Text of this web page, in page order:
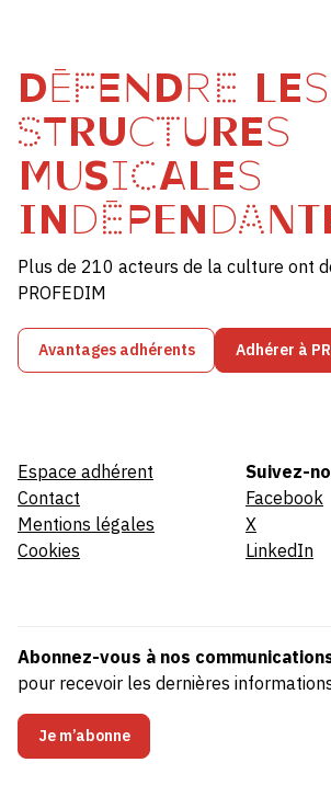
DÉFENDRE LES
STRUCTURES
MUSICALES
Plus de 210 acteurs de la culture ont
PROFEDIM
Avantages adhérents Adhérer à
Espace adhérent
Contact
Mentions légales
Cookies
Suivez-
Facebook
X
LinkedIn
Abonnez-vous à nos
pour recevoir les dernières
Je m’abonne